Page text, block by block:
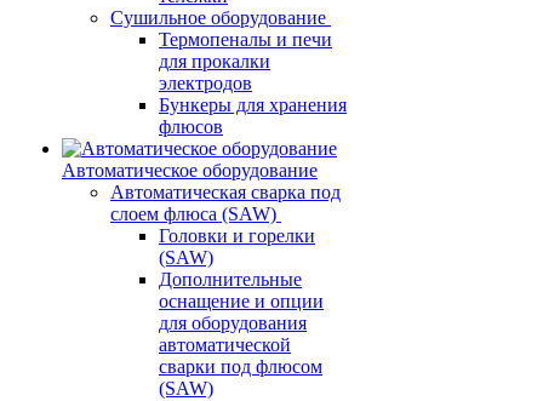
Сушильное оборудование
Термопеналы и печи
для прокалки
электродов
Бункеры для хранения
флюсов
Автоматическое оборудование
Автоматическая сварка под
слоем флюса (SAW)
Головки и горелки
(SAW)
Дополнительные
оснащение и опции
для оборудования
автоматической
сварки под флюсом
(SAW)